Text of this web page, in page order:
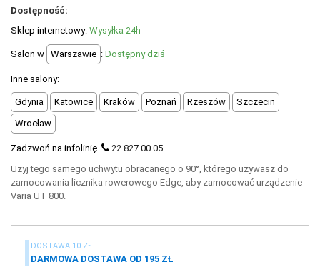
Dostępność:
Sklep internetowy: Wysyłka 24h
Salon w Warszawie : Dostępny dziś
Inne salony:
Gdynia Katowice Kraków Poznań Rzeszów
Szczecin
Wrocław
Zadzwoń na infolinię
22 827 00 05
Użyj tego samego uchwytu obracanego o 90°, którego używasz do
zamocowania licznika rowerowego Edge, aby zamocować urządzenie
Varia UT 800.
DOSTAWA 10 ZŁ
DARMOWA DOSTAWA OD 195 ZŁ